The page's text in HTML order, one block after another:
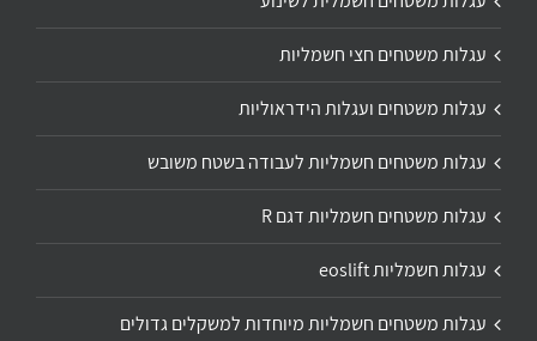
עגלות משטחים חצי חשמליות
עגלות משטחים ועגלות הידראוליות
עגלות משטחים חשמליות לעבודה בשטח משובש
עגלות משטחים חשמליות דגם R
עגלות חשמליות eoslift
עגלות משטחים חשמליות מיוחדות למשקלים גדולים